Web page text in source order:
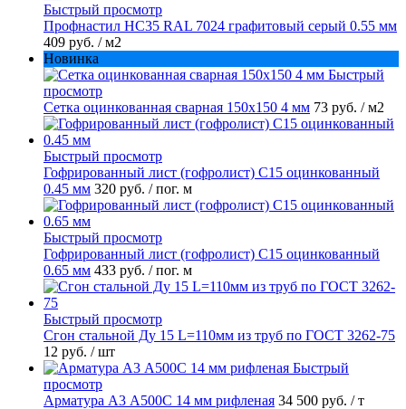
Быстрый просмотр
Профнастил НС35 RAL 7024 графитовый серый 0.55 мм
409 руб. / м2
Новинка
Быстрый
просмотр
Сетка оцинкованная сварная 150х150 4 мм 73 руб. / м2
Быстрый просмотр
Гофрированный лист (гофролист) С15 оцинкованный
0.45 мм 320 руб. / пог. м
Быстрый просмотр
Гофрированный лист (гофролист) С15 оцинкованный
0.65 мм 433 руб. / пог. м
Быстрый просмотр
Сгон стальной Ду 15 L=110мм из труб по ГОСТ 3262-75
12 руб. / шт
Быстрый
просмотр
Арматура А3 А500С 14 мм рифленая 34 500 руб. / т